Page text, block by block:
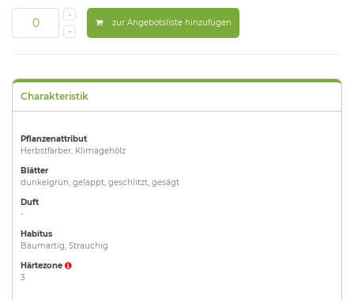
zur Angebotsliste hinzufügen
Charakteristik
Pflanzenattribut
Herbstfärber, Klimagehölz
Blätter
dunkelgrün, gelappt, geschlitzt, gesägt
Duft
-
Habitus
Baumartig, Strauchig
Härtezone
3